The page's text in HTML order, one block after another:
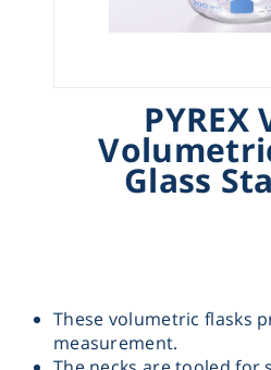
PYREX
Glass
These volumetric flasks
measurement.